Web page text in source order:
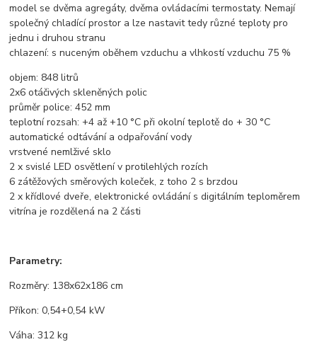
model se dvěma agregáty, dvěma ovládacími termostaty. Nemají
společný chladící prostor a lze nastavit tedy různé teploty pro
jednu i druhou stranu
chlazení: s nuceným oběhem vzduchu a vlhkostí vzduchu 75 %
objem: 848 litrů
2x6 otáčivých skleněných polic
průměr police: 452 mm
teplotní rozsah: +4 až +10 °C při okolní teplotě do + 30 °C
automatické odtávání a odpařování vody
vrstvené nemlživé sklo
2 x svislé LED osvětlení v protilehlých rozích
6 zátěžových směrových koleček, z toho 2 s brzdou
2 x křídlové dveře, elektronické ovládání s digitálním teploměrem
vitrína je rozdělená na 2 části
Parametry:
Rozměry: 138x62x186 cm
Příkon: 0,54+0,54 kW
Váha: 312 kg